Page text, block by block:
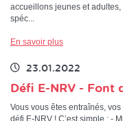
accueillons jeunes et
spéc...
En savoir plus
23.01.2022
Défi E-NRV - Font
Vous vous êtes entraînés,